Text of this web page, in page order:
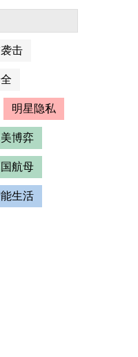
击
明星隐私
博弈
航母
生活